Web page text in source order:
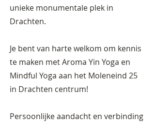
unieke monumentale plek in
Drachten.
Je bent van harte welkom om kennis
te maken met Aroma Yin Yoga en
Mindful Yoga aan het Moleneind 25
in Drachten centrum!
Persoonlijke aandacht en verbinding